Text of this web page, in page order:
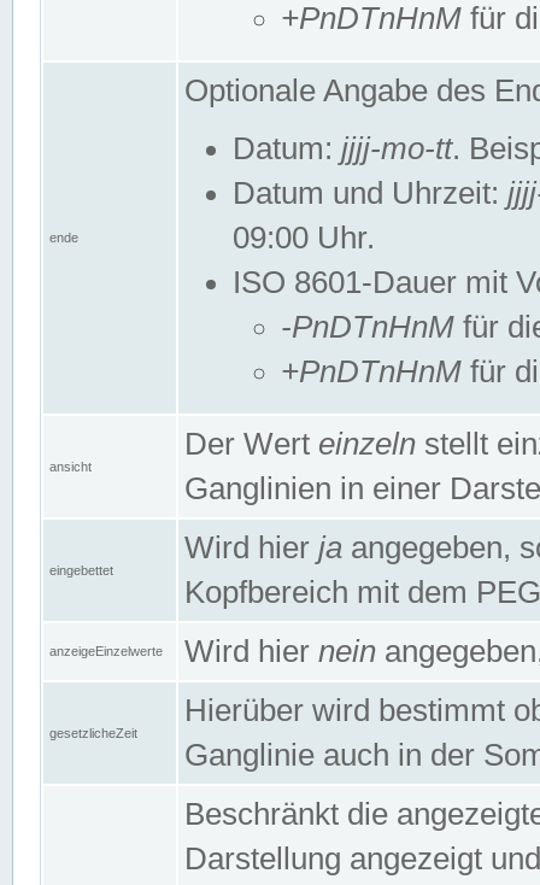
+PnDTnHnM für
ende
Optionale Angabe des
Datum: jjjj-mo-tt.
Datum und Uhrzeit:
09:00 Uhr.
ISO 8601-Dauer mit
-PnDTnHnM für
+PnDTnHnM für
ansicht
Der Wert einzeln stellt
Ganglinien in einer
eingebettet
Wird hier ja angegeben,
Kopfbereich mit dem
anzeigeEinzelwerte Wird hier nein
gesetzlicheZeit
Hierüber wird bestimmt
Ganglinie auch in der
Beschränkt die
Darstellung angezeigt